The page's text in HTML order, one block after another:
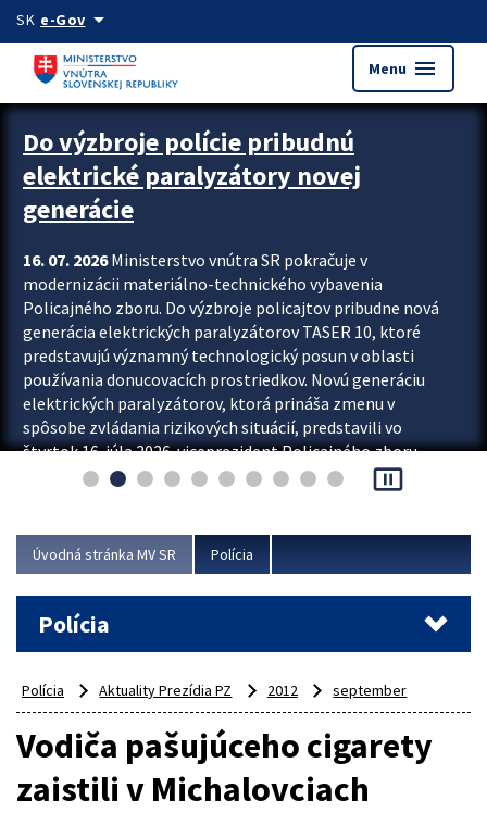
Preskocit na hlavný obsah
SK e-Govarrow_drop_down
Menu menu
Zastavit automatický posun upútavok
Do výzbroje polície pribudnú
elektrické paralyzátory novej
generácie
16. 07. 2026Ministerstvo vnútra SR pokračuje v
modernizácii materiálno-technického vybavenia
Policajného zboru. Do výzbroje policajtov pribudne nová
generácia elektrických paralyzátorov TASER 10, ktoré
predstavujú významný technologický posun v oblasti
používania donucovacích prostriedkov. Novú generáciu
elektrických paralyzátorov, ktorá prináša zmenu v
spôsobe zvládania rizikových situácií, predstavili vo
štvrtok 16. júla 2026 viceprezident Policajného zboru
Rastislav Polakovič a riaditeľ odboru výcviku...
pause_presentation
Úvodná stránka MV SR Polícia
Polícia
Polícia Aktuality Prezídia PZ 2012 september
Vodiča pašujúceho cigarety
zaistili v Michalovciach